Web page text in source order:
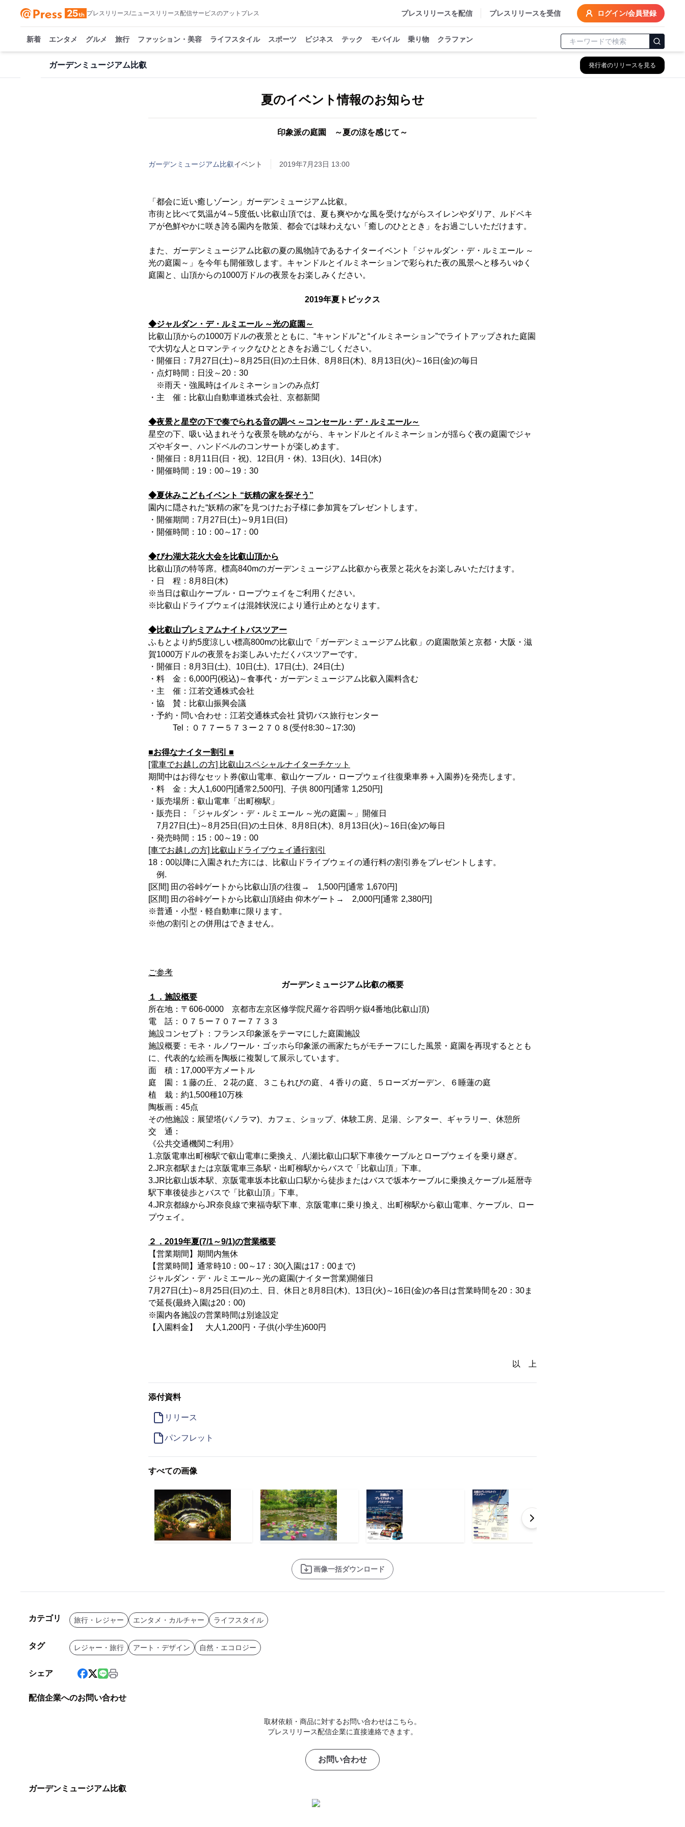
プレスリリース/ニュースリリース配信サービスのアットプレス プレスリリースを配信 プレスリリースを受信 ログイン/会員登録
新着 エンタメ グルメ 旅行 ファッション・美容 ライフスタイル スポーツ ビジネス テック モバイル 乗り物 クラファン
ガーデンミュージアム比叡 発行者のリリースを見る
夏のイベント情報のお知らせ
印象派の庭園 ～夏の涼を感じて～
ガーデンミュージアム比叡イベント 2019年7月23日 13:00
「都会に近い癒しゾーン」ガーデンミュージアム比叡。
市街と比べて気温が4～5度低い比叡山頂では、夏も爽やかな風を受けながらスイレンやダリア、ルドベキ
アが色鮮やかに咲き誇る園内を散策、都会では味わえない「癒しのひととき」をお過ごしいただけます。
また、ガーデンミュージアム比叡の夏の風物詩であるナイターイベント「ジャルダン・デ・ルミエール ～
光の庭園～」を今年も開催致します。キャンドルとイルミネーションで彩られた夜の風景へと移ろいゆく
庭園と、山頂からの1000万ドルの夜景をお楽しみください。
2019年夏トピックス
◆ジャルダン・デ・ルミエール ～光の庭園～
比叡山頂からの1000万ドルの夜景とともに、“キャンドル”と“イルミネーション”でライトアップされた庭園
で大切な人とロマンティックなひとときをお過ごしください。
・開催日：7月27日(土)～8月25日(日)の土日休、8月8日(木)、8月13日(火)～16日(金)の毎日
・点灯時間：日没～20：30
※雨天・強風時はイルミネーションのみ点灯
・主 催：比叡山自動車道株式会社、京都新聞
◆夜景と星空の下で奏でられる音の調べ ～コンセール・デ・ルミエール～
星空の下、吸い込まれそうな夜景を眺めながら、キャンドルとイルミネーションが揺らぐ夜の庭園でジャ
ズやギター、ハンドベルのコンサートが楽しめます。
・開催日：8月11日(日・祝)、12日(月・休)、13日(火)、14日(水)
・開催時間：19：00～19：30
◆夏休みこどもイベント “妖精の家を探そう”
園内に隠された“妖精の家”を見つけたお子様に参加賞をプレゼントします。
・開催期間：7月27日(土)～9月1日(日)
・開催時間：10：00～17：00
◆びわ湖大花火大会を比叡山頂から
比叡山頂の特等席。標高840mのガーデンミュージアム比叡から夜景と花火をお楽しみいただけます。
・日 程：8月8日(木)
※当日は叡山ケーブル・ロープウェイをご利用ください。
※比叡山ドライブウェイは混雑状況により通行止めとなります。
◆比叡山プレミアムナイトバスツアー
ふもとより約5度涼しい標高800mの比叡山で「ガーデンミュージアム比叡」の庭園散策と京都・大阪・滋
賀1000万ドルの夜景をお楽しみいただくバスツアーです。
・開催日：8月3日(土)、10日(土)、17日(土)、24日(土)
・料 金：6,000円(税込)～食事代・ガーデンミュージアム比叡入園料含む
・主 催：江若交通株式会社
・協 賛：比叡山振興会議
・予約・問い合わせ：江若交通株式会社 貸切バス旅行センター
Tel：０７７ー５７３ー２７０８(受付8:30～17:30)
■お得なナイター割引 ■
[電車でお越しの方] 比叡山スペシャルナイターチケット
期間中はお得なセット券(叡山電車、叡山ケーブル・ロープウェイ往復乗車券＋入園券)を発売します。
・料 金：大人1,600円[通常2,500円]、子供 800円[通常 1,250円]
・販売場所：叡山電車「出町柳駅」
・販売日：「ジャルダン・デ・ルミエール ～光の庭園～」開催日
7月27日(土)～8月25日(日)の土日休、8月8日(木)、8月13日(火)～16日(金)の毎日
・発売時間：15：00～19：00
[車でお越しの方] 比叡山ドライブウェイ通行割引
18：00以降に入園された方には、比叡山ドライブウェイの通行料の割引券をプレゼントします。
例.
[区間] 田の谷峠ゲートから比叡山頂の往復→ 1,500円[通常 1,670円]
[区間] 田の谷峠ゲートから比叡山頂経由 仰木ゲート→ 2,000円[通常 2,380円]
※普通・小型・軽自動車に限ります。
※他の割引との併用はできません。
ご参考
ガーデンミュージアム比叡の概要
１．施設概要
所在地：〒606-0000 京都市左京区修学院尺羅ケ谷四明ケ嶽4番地(比叡山頂)
電 話：０７５ー７０７ー７７３３
施設コンセプト：フランス印象派をテーマにした庭園施設
施設概要：モネ・ルノワール・ゴッホら印象派の画家たちがモチーフにした風景・庭園を再現するととも
に、代表的な絵画を陶板に複製して展示しています。
面 積：17,000平方メートル
庭 園：１藤の丘、２花の庭、３こもれびの庭、４香りの庭、５ローズガーデン、６睡蓮の庭
植 栽：約1,500種10万株
陶板画：45点
その他施設：展望塔(パノラマ)、カフェ、ショップ、体験工房、足湯、シアター、ギャラリー、休憩所
交 通：
《公共交通機関ご利用》
1.京阪電車出町柳駅で叡山電車に乗換え、八瀬比叡山口駅下車後ケーブルとロープウェイを乗り継ぎ。
2.JR京都駅または京阪電車三条駅・出町柳駅からバスで「比叡山頂」下車。
3.JR比叡山坂本駅、京阪電車坂本比叡山口駅から徒歩またはバスで坂本ケーブルに乗換えケーブル延暦寺
駅下車後徒歩とバスで「比叡山頂」下車。
4.JR京都線からJR奈良線で東福寺駅下車、京阪電車に乗り換え、出町柳駅から叡山電車、ケーブル、ロー
プウェイ。
２．2019年夏(7/1～9/1)の営業概要
【営業期間】期間内無休
【営業時間】通常時10：00～17：30(入園は17：00まで)
ジャルダン・デ・ルミエール～光の庭園(ナイター営業)開催日
7月27日(土)～8月25日(日)の土、日、休日と8月8日(木)、13日(火)～16日(金)の各日は営業時間を20：30ま
で延長(最終入園は20：00)
※園内各施設の営業時間は別途設定
【入園料金】 大人1,200円・子供(小学生)600円
以 上
添付資料
リリース
パンフレット
すべての画像
画像一括ダウンロード
カテゴリ 旅行・レジャー エンタメ・カルチャー ライフスタイル
タグ レジャー・旅行 アート・デザイン 自然・エコロジー
シェア
配信企業へのお問い合わせ
取材依頼・商品に対するお問い合わせはこちら。
プレスリリース配信企業に直接連絡できます。
お問い合わせ
ガーデンミュージアム比叡